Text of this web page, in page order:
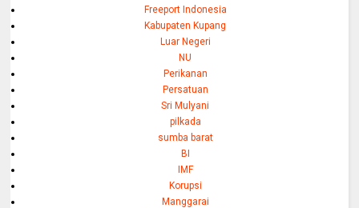
Freeport Indonesia
Kabupaten Kupang
Luar Negeri
NU
Perikanan
Persatuan
Sri Mulyani
pilkada
sumba barat
BI
IMF
Korupsi
Manggarai